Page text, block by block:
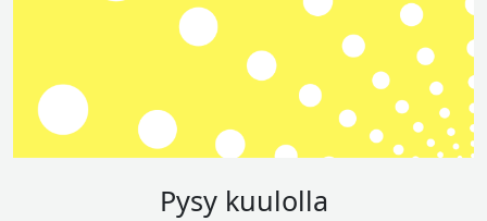
Pysy kuulolla